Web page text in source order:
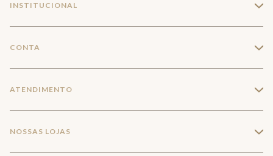
INSTITUCIONAL +
Trabalhe conosco
CONTA +
Meus pedidos
ATENDIMENTO +
NOSSAS LOJAS +